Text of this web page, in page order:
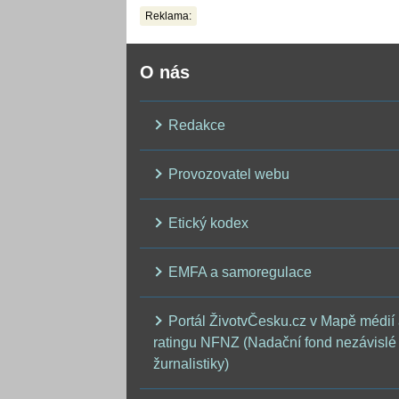
Reklama:
O nás
Redakce
Provozovatel webu
Etický kodex
EMFA a samoregulace
Portál ŽivotvČesku.cz v Mapě médií
ratingu NFNZ (Nadační fond nezávislé
žurnalistiky)